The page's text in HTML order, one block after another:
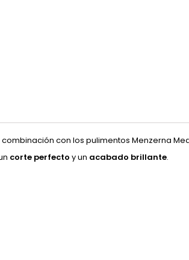
combinación con los pulimentos Menzerna
corte perfecto y un acabado brillante.